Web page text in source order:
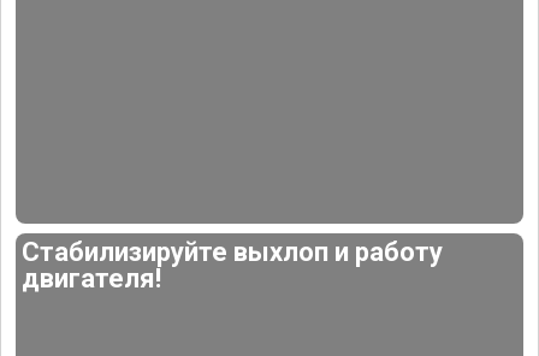
Стабилизируйте выхлоп и работу
двигателя!